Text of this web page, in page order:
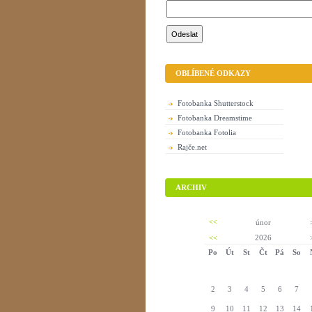
OBLÍBENÉ ODKAZY
Fotobanka Shutterstock
Fotobanka Dreamstime
Fotobanka Fotolia
Rajče.net
ARCHIV
<< únor
<<
2026
Po
Út St Čt Pá So
2 3 4 5 6 7
9 10 11 12 13 14